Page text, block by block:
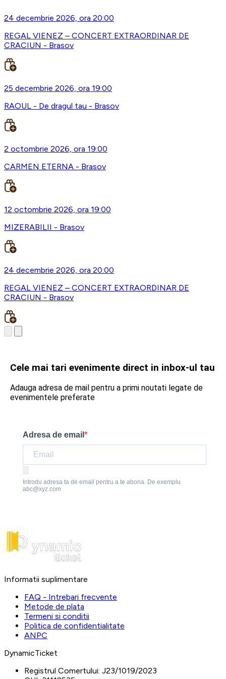
24 decembrie 2026, ora 20:00
REGAL VIENEZ – CONCERT EXTRAORDINAR DE
CRACIUN - Brasov
25 decembrie 2026, ora 19:00
RAOUL - De dragul tau - Brasov
2 octombrie 2026, ora 19:00
CARMEN ETERNA - Brasov
12 octombrie 2026, ora 19:00
MIZERABILII - Brasov
24 decembrie 2026, ora 20:00
REGAL VIENEZ – CONCERT EXTRAORDINAR DE
CRACIUN - Brasov
Cele mai tari evenimente direct in inbox-ul tau
Adauga adresa de mail pentru a primi noutati legate de
evenimentele preferate
Adresa de email
Introdu adresa ta de email pentru a te abona. De exemplu
abc@xyz.com
Informatii suplimentare
FAQ - Intrebari frecvente
Metode de plata
Termeni si conditii
Politica de confidentialitate
ANPC
DynamicTicket
Registrul Comertului: J23/1019/2023